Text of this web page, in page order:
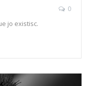
0
jo existisc.